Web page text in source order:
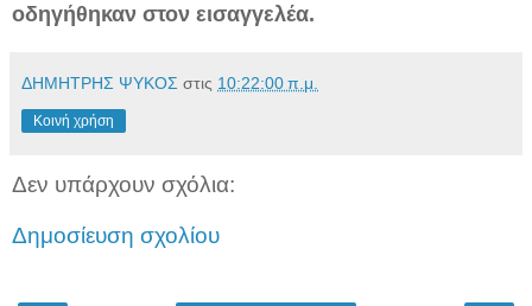
οδηγήθηκαν στον εισαγγελέα.
ΔΗΜΗΤΡΗΣ ΨΥΚΟΣ στις 10:22:00 π.μ.
Κοινή χρήση
Δεν υπάρχουν σχόλια:
Δημοσίευση σχολίου